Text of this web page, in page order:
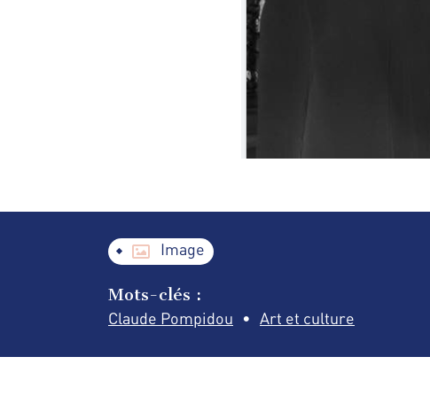
Image
Mots-clés :
Claude Pompidou Art et culture